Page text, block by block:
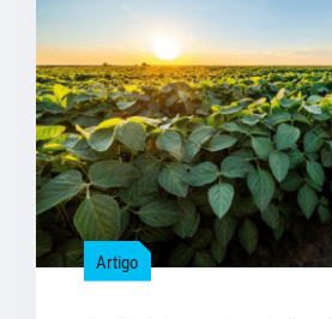
Artigo